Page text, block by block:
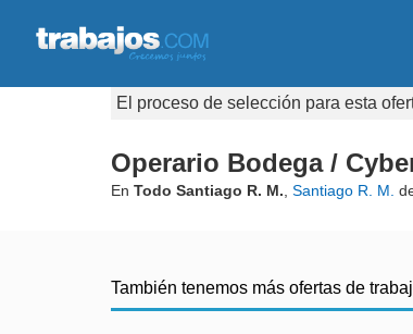
El proceso de selección para esta
Operario Bodega /
En Todo Santiago R. M. Santiago R. M.
También tenemos más ofertas de